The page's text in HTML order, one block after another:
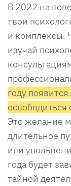
В 2022 на
твои
и комплексы.
изучай
году
Это желание
длительное
или
года будет
тайной